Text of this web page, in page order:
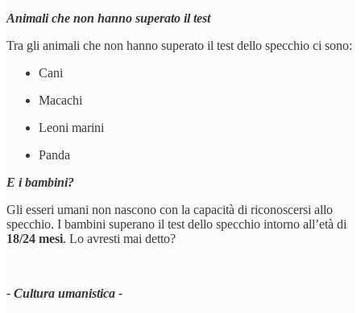
Animali che non hanno superato il test
Tra gli animali che non hanno superato il test dello specchio ci sono:
Cani
Macachi
Leoni marini
Panda
E i bambini?
Gli esseri umani non nascono con la capacità di riconoscersi allo
specchio. I bambini superano il test dello specchio intorno all’età di
18/24 mesi. Lo avresti mai detto?
- Cultura umanistica -